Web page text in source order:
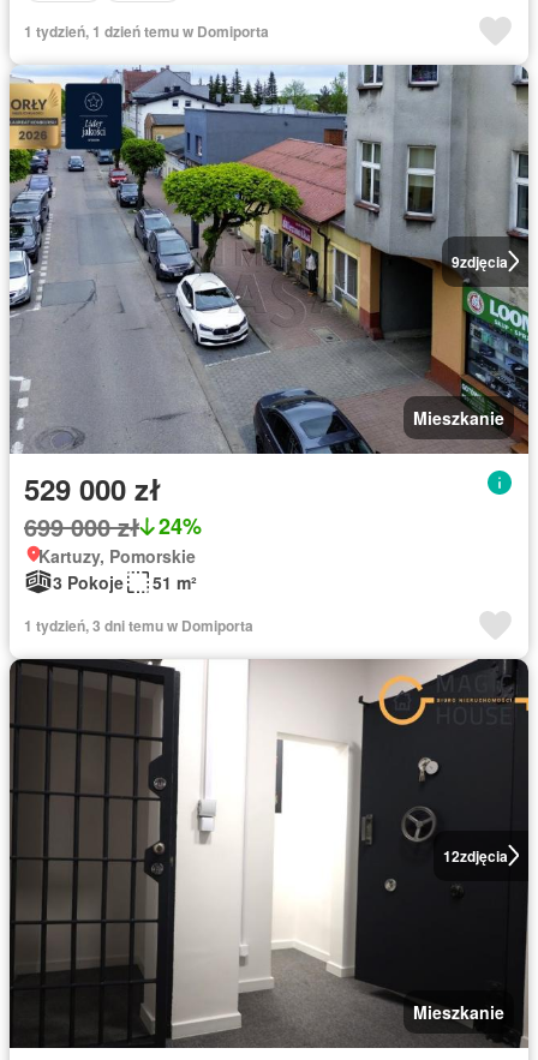
1 tydzień, 1 dzień temu w Domiporta
9zdjęcia
Mieszkanie
529 000 zł
699 000 zł 24%
Kartuzy, Pomorskie
3 Pokoje
51 m²
1 tydzień, 3 dni temu w Domiporta
12zdjęcia
Mieszkanie